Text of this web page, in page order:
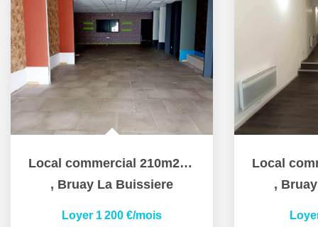
Local commercial 210m2 Centre Bruay
, Bruay La Buissiere
Loyer 1 200 €/mois
,